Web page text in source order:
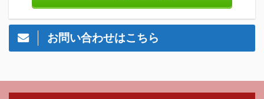
お問い合わせはこちら